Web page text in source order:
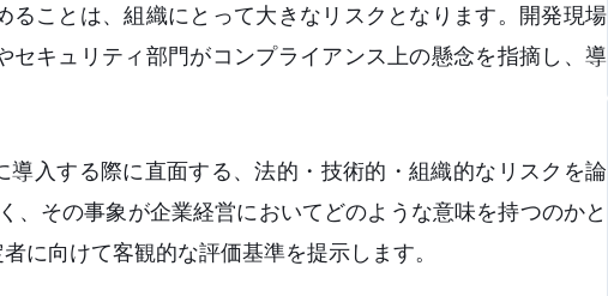
ことは、組織にとって大きなリスクとなります。開発現場
キュリティ部門がコンプライアンス上の懸念を指摘し、導
入する際に直面する、法的・技術的・組織的なリスクを論
その事象が企業経営においてどのような意味を持つのかと
に向けて客観的な評価基準を提示します。